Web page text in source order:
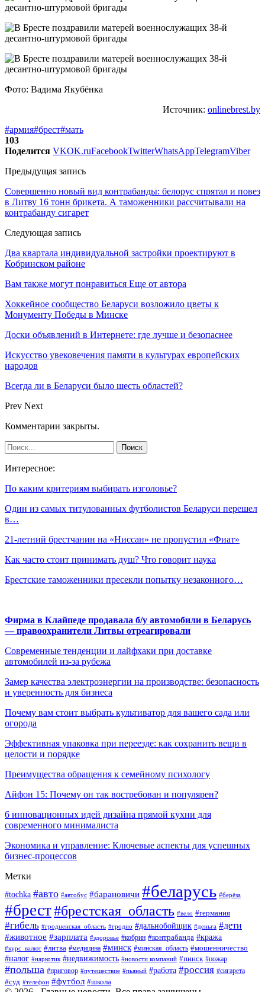
Фото: Вадима Якубёнка
Источник: onlinebrest.by
#армия#брест#мать
103
Поделится VKOK.ruFacebookTwitterWhatsAppTelegramViber
Предыдущая запись
Совершенно новый вид контрабанды: белорус спрятал и повез
в Литву 16 тонн брикета. А таможенники рассчитывали на
контрабанду сигарет
Следующая запись
Два квартала индивидуальной застройки проектируют в
Кобринском районе
Вам также могут понравиться Еще от автора
Хоккейное сообщество Беларуси возложило цветы к
Монументу Победы в Минске
Доски объявлений в Интернете: где лучше и безопаснее
Искусство увековечения памяти в культурах европейских
народов
Всегда ли в Беларуси было шесть областей?
Prev Next
Комментарии закрыты.
Интересное:
По каким критериям выбирать изголовье?
Один из самых титулованных футболистов Беларуси перешел
в…
21-летний брестчанин на «Ниссан» не пропустил «Фиат»
Как часто стоит принимать душ? Что говорит наука
Брестские таможенники пресекли попытку незаконного…
Фирма в Клайпеде продавала б/у автомобили в Беларусь
— правоохранители Литвы отреагировали
Современные тенденции и лайфхаки при доставке
автомобилей из-за рубежа
Замер качества электроэнергии на производстве: безопасность
и уверенность для бизнеса
Почему вам стоит выбрать культиватор для вашего сада или
огорода
Эффективная упаковка при переезде: как сохранить вещи в
целости и порядке
Преимущества обращения к семейному психологу
Айфон 15: Почему он так востребован и популярен?
6 инновационных идей дизайна прямой кухни для
современного минималиста
Экономика и управление: Ключевые аспекты для успешных
бизнес-процессов
Метки
#tochka #авто #автобус #барановичи #беларусь #берёза
#брест#брестская_область #вело #германия
#гибель #гродненская_область #гродно #дальнобойщик #деньга #дети
#животное #зарплата #здоровье #кобрин #контрабанда #кража
#курс_валют #литва #медицина #минск #минская_область #мошенничество
#налог #наркотик #недвижимость #новости компаний #пинск #пожар
#польша #приговор #путешествие #пьяный #работа #россия #сигарета
#суд #телефон #футбол #школа